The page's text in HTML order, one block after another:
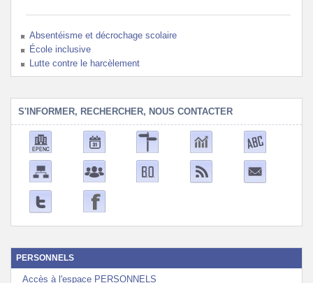
Absentéisme et décrochage scolaire
École inclusive
Lutte contre le harcèlement
S'INFORMER, RECHERCHER, NOUS CONTACTER
PERSONNELS
Accès à l'espace PERSONNELS